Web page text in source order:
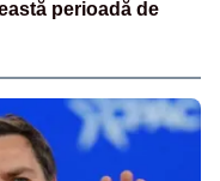
perioadă de